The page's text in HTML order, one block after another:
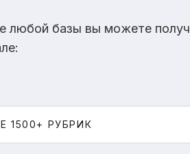
любой базы вы можете
1500+ РУБРИК